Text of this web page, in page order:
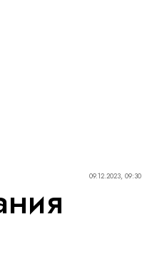
09.12.2023, 09:30